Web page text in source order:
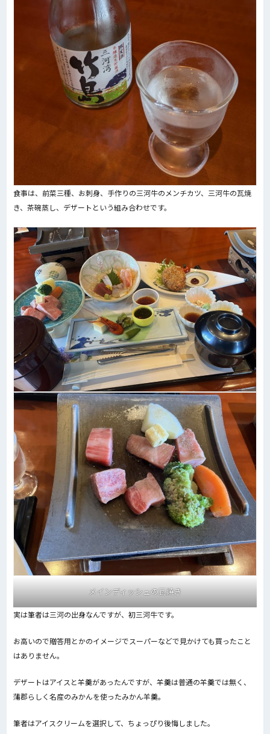
食事は、前菜三種、お刺身、手作りの三河牛のメンチカツ、三河牛の瓦焼
き、茶碗蒸し、デザートという組み合わせです。
メインディッシュの瓦焼き
実は筆者は三河の出身なんですが、初三河牛です。
お高いので贈答用とかのイメージでスーパーなどで見かけても買ったこと
はありません。
デザートはアイスと羊羹があったんですが、羊羹は普通の羊羹では無く、
蒲郡らしく名産のみかんを使ったみかん羊羹。
筆者はアイスクリームを選択して、ちょっぴり後悔しました。